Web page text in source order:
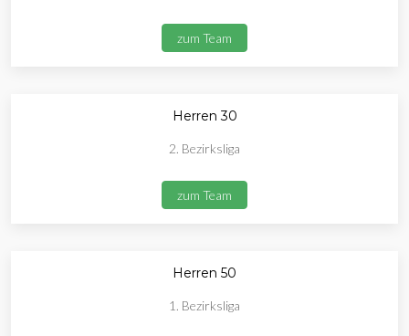
zum Team
Herren 30
2. Bezirksliga
zum Team
Herren 50
1. Bezirksliga